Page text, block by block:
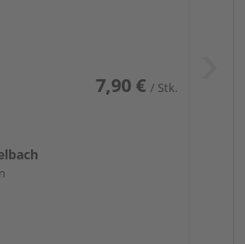
7,90 € / Stk.